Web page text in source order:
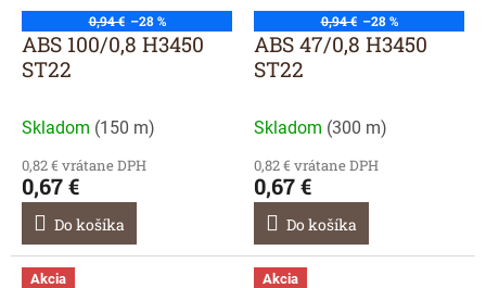
0,94 € –28 %
ABS 100/0,8 H3450
ST22
Skladom (150 m)
0,82 € vrátane DPH
0,67 €
Do košíka
0,94 € –28 %
ABS 47/0,8 H3450
ST22
Skladom (300 m)
0,82 € vrátane DPH
0,67 €
Do košíka
Akcia
Akcia